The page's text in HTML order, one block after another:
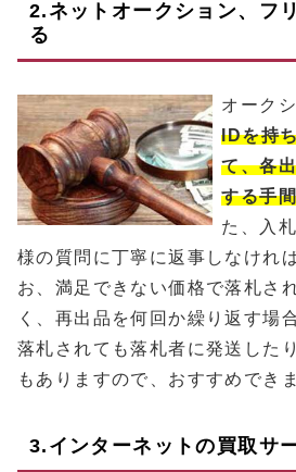
2.ネットオークション、フ
る
オーク
IDを持
て、各
する手
た、入
様の質問に丁寧に返事しなけれ
お、満足できない価格で落札さ
く、再出品を何回か繰り返す場
落札されても落札者に発送した
もありますので、おすすめでき
3.インターネットの買取サ